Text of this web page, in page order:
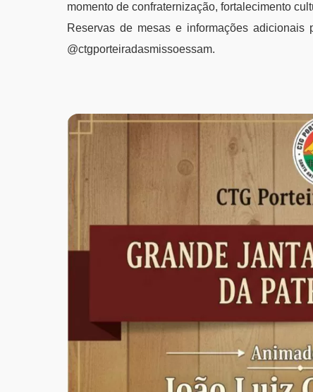
momento de confraternização, fortalecimento
Reservas de mesas e informações
@ctgporteiradasmissoessam.